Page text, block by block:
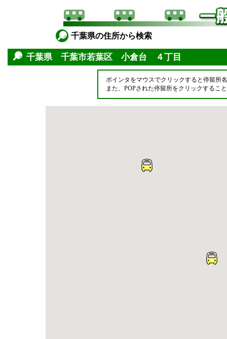
千葉県の住所から検索
千葉県 千葉市若葉区 小倉台 ４丁目
ポインタをマウスでクリックすると停留所
また、POPされた停留所をクリックするこ